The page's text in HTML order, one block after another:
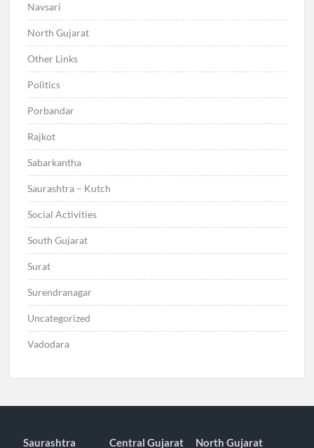
Navsari
North Gujarat
Other Links
Politics
Porbandar
Rajkot
Sabarkantha
Saurashtra – Kutch
Social Activities
South Gujarat
Surat
Surendranagar
Uncategorized
Vadodara
Saurashtra
Central Gujarat North Gujarat